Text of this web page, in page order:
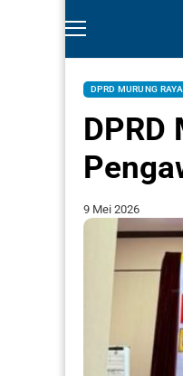
DPRD MURUNG RAYA
9 Mei 2026